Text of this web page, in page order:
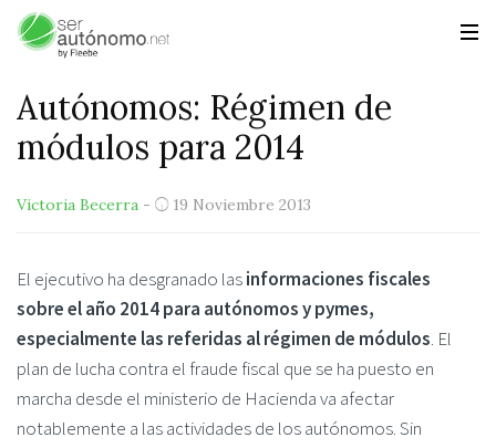
Autónomos: Régimen de
módulos para 2014
Victoria Becerra - 19 Noviembre 2013
El ejecutivo ha desgranado lasinformaciones fiscales
sobre el año 2014 para autónomos y pymes,
especialmente las referidas al régimen de módulos. El
plan de lucha contra el fraude fiscal que se ha puesto en
marcha desde el ministerio de Hacienda va afectar
notablemente a las actividades de los autónomos. Sin